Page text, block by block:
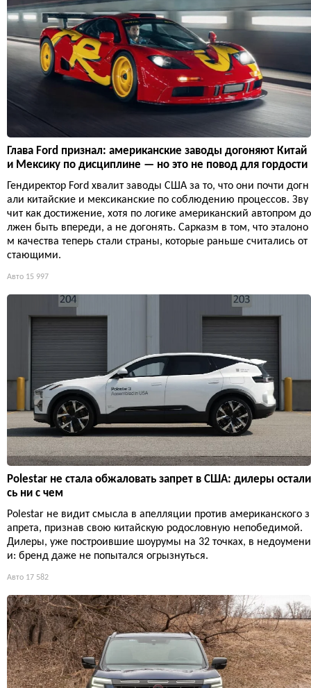
Глава Ford признал: американские заводы догоняют Китай
и Мексику по дисциплине — но это не повод для гордости
Гендиректор Ford хвалит заводы США за то, что они почти догн
али китайские и мексиканские по соблюдению процессов. Зву
чит как достижение, хотя по логике американский автопром до
лжен быть впереди, а не догонять. Сарказм в том, что эталоно
м качества теперь стали страны, которые раньше считались от
стающими.
Авто 15 997
Polestar не стала обжаловать запрет в США: дилеры остали
сь ни с чем
Polestar не видит смысла в апелляции против американского з
апрета, признав свою китайскую родословную непобедимой.
Дилеры, уже построившие шоурумы на 32 точках, в недоумени
и: бренд даже не попытался огрызнуться.
Авто 17 582